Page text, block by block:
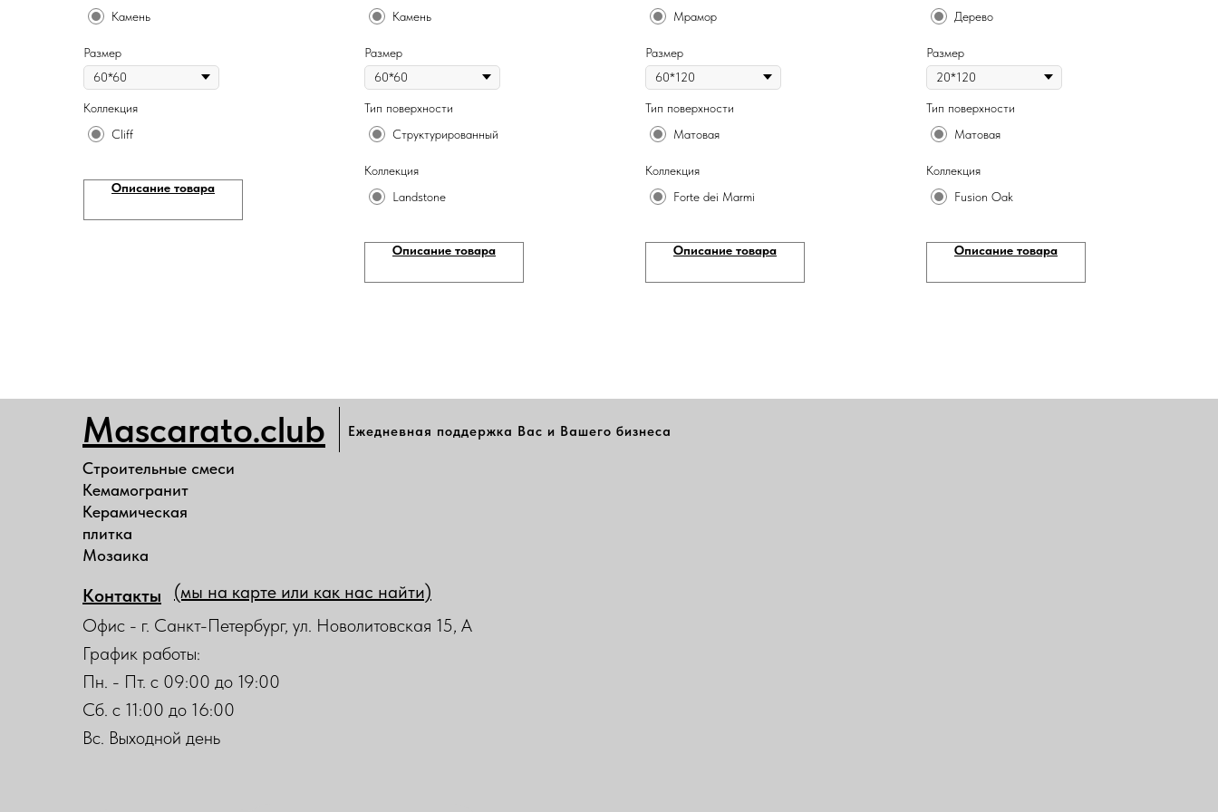
Камень
Размер
Коллекция
Cliff
Описание товара
Камень
Размер
Тип поверхности
Структурированный
Коллекция
Landstone
Описание товара
Мрамор
Размер
Тип поверхности
Матовая
Коллекция
Forte dei Marmi
Описание товара
Дерево
Размер
Тип поверхности
Матовая
Коллекция
Fusion Oak
Описание товара
Ежедневная поддержка Вас и Вашего бизнеса
Mascarato.club
Строительные смеси
Кемамогранит
Керамическая
плитка
Мозаика
Контакты
Офис - г. Санкт-Петербург, ул. Новолитовская 15, А
График работы:
Пн. - Пт. с 09:00 до 19:00
Сб. с 11:00 до 16:00
Вс. Выходной день
(мы на карте или как нас найти)